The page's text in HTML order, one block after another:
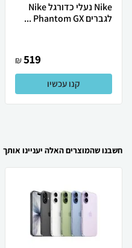
Nike נעלי כדורגל Nike
לגברים Phantom GX ...
519
₪
קנו עכשיו
חשבנו שהמוצרים האלה יעניינו אותך